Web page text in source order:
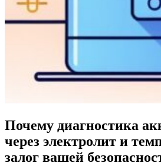
Почему диагностика
через электролит и
залог вашей